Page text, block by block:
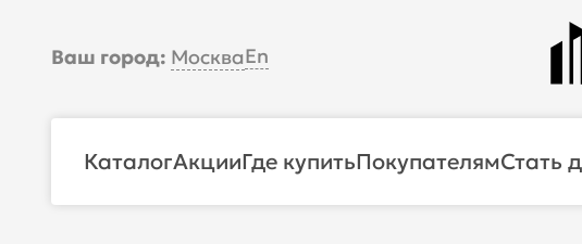
Ваш город: МоскваEn
КаталогАкцииГде купитьПокупателямСтать